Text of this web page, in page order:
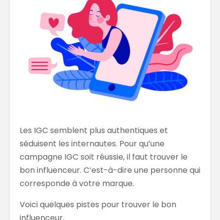
Les IGC semblent plus authentiques et
séduisent les internautes. Pour qu’une
campagne IGC soit réussie, il faut trouver le
bon influenceur. C’est-à-dire une personne qui
corresponde à votre marque.
Voici quelques pistes pour trouver le bon
influenceur.